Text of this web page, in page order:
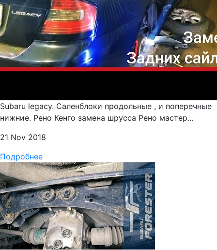
Subaru legacy. Саленблоки продольные , и поперечные
нижние. Рено Кенго замена шрусса Рено мастер...
21 Nov 2018
Подробнее